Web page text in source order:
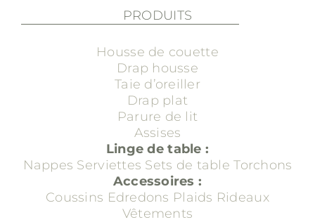
PRODUITS
Housse de couette
Drap housse
Taie d’oreiller
Drap plat
Parure de lit
Assises
Linge de table :
Nappes Serviettes Sets de table Torchons
Accessoires :
Coussins Edredons Plaids Rideaux
Vêtements